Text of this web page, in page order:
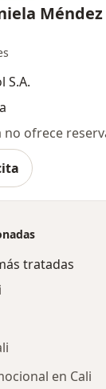
Méndez
S.A.
tratadas
en Cali